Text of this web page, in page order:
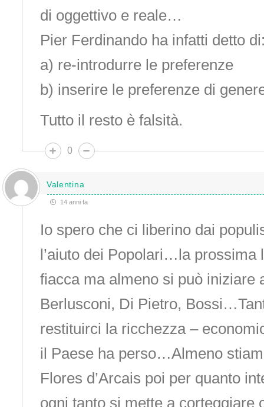
di oggettivo e reale…
Pier Ferdinando ha infatti detto
a) re-introdurre le preferenze
b) inserire le preferenze di
Tutto il resto è falsità.
0
Valentina
14 anni fa
Io spero che ci liberino dai
l’aiuto dei Popolari…la prossima
fiacca ma almeno si può iniziare
Berlusconi, Di Pietro,
restituirci la ricchezza –
il Paese ha perso…Almeno
Flores d’Arcais poi per quanto
ogni tanto si mette a corteggiare